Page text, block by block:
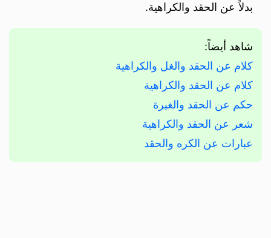
بدلاً عن الحقد والكراهية.
شاهد أيضاً:
كلام عن الحقد والغل والكراهية
كلام عن الحقد والكراهية
حكم عن الحقد والغيرة
شعر عن الحقد والكراهية
عبارات عن الكره والحقد